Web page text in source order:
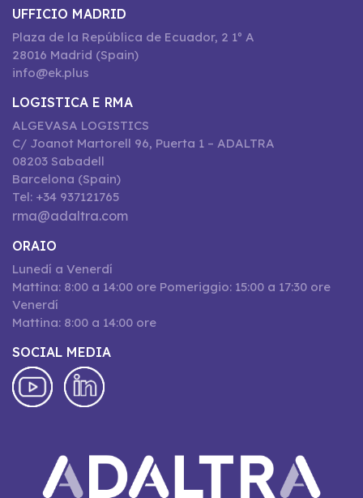
UFFICIO MADRID
Plaza de la República de Ecuador, 2 1º A
28016 Madrid (Spain)
info@ek.plus
LOGISTICA E RMA
ALGEVASA LOGISTICS
C/ Joanot Martorell 96, Puerta 1 – ADALTRA
08203 Sabadell
Barcelona (Spain)
Tel: +34 937121765
rma@adaltra.com
ORAIO
Lunedí a Venerdí
Mattina: 8:00 a 14:00 ore Pomeriggio: 15:00 a 17:30 ore
Venerdí
Mattina: 8:00 a 14:00 ore
SOCIAL MEDIA